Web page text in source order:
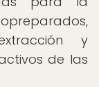
y
de las